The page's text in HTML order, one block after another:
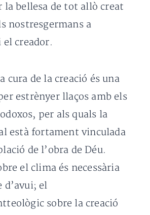
la bellesa de tot allò creat
nostresgermans a
creador.
cura de la creació és una
estrènyer llaços amb els
per als quals la
està fortament vinculada
de l’obra de Déu.
el clima és necessària
d’avui; el
sobre la creació